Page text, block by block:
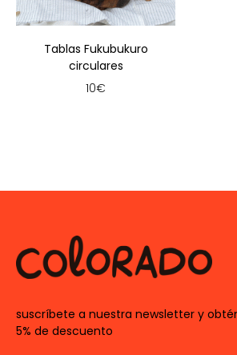
Tablas Fukubukuro
circulares
10€
suscríbete a nuestra newsletter y
5% de descuento